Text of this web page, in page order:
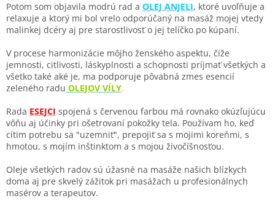
Potom som objavila modrú rad a OLEJ ANJELI, ktoré uvoľňuje a
relaxuje a ktorý mi bol vrelo odporúčaný na masáž mojej vtedy
malinkej dcéry aj pre starostlivosť o jej telíčko po kúpaní.
V procese harmonizácie môjho ženského aspektu, čiže
jemnosti, citlivosti, láskyplnosti a schopnosti príjmať všetkých a
všetko také aké je, ma podporuje pôvabná zmes esencií
zeleného radu OLEJOV VÍLY.
Rada ESEJCI spojená s červenou farbou má rovnako okúzľujúcu
vôňu aj účinky pri ošetrovaní pokožky tela. Používam ho, keď
cítim potrebu sa "uzemniť", prepojiť sa s mojimi koreňmi, s
hmotou, s mojím inštinktom a s mojou živočíšnosťou.
Oleje všetkých radov sú úžasné na masáže našich blízkych
doma aj pre skvelý zážitok pri masážach u profesionálnych
masérov a terapeutov.